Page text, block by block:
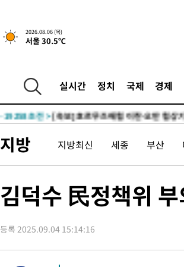
2026.08.06 (목)
서울 30.5℃
실시간 정치 국제 경제
-2184초 전 >[속보] "이란-오만, 호르무즈 해협 통행
-29723초 전 >
서울 낮 39도 '폭염중대경보'…40도
-27085초 전 >
-19258초 전 >[속보] 호르무즈 해협 이란-오만 협상
취임 3년 인터뷰
-2164초 전 >
[속보] "이란-오만, 호르무즈 해협 통
-29792초 전 >6월 경상수지 497.3억 달러…두 달 연
-27105초 전 >미 워싱턴주 스포캔 시의 통제불능 3
우 0.49%↑
-17633초 전 >[속보] 이란 대통령 "지금 최고지도자
-2184초 전 >[속보] "이란-오만, 호르무즈 해협 통행
지방 지방최신 세종 부산
김덕수 民정책위
등록 2025.09.04 15:14:16